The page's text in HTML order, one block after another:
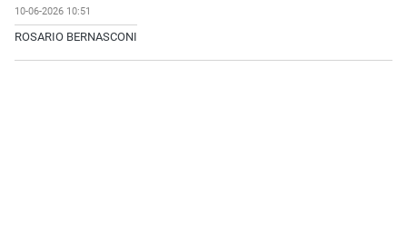
10-06-2026 10:51
ROSARIO BERNASCONI